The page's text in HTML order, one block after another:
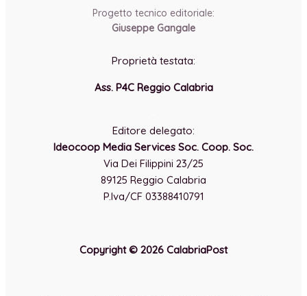
Progetto tecnico editoriale:
Giuseppe Gangale
Proprietà testata:
Ass. P4C Reggio Calabria
Editore delegato:
Ideocoop Media Services Soc. Coop. Soc.
Via Dei Filippini 23/25
89125 Reggio Calabria
P.Iva/CF 03388410791
Copyright © 2026 CalabriaPost